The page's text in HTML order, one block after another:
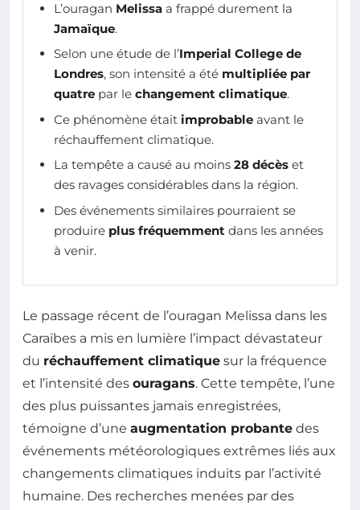
L’ouragan Melissa a frappé durement la
Jamaïque.
Selon une étude de l’Imperial College de
Londres, son intensité a été multipliée par
quatre par le changement climatique.
Ce phénomène était improbable avant le
réchauffement climatique.
La tempête a causé au moins 28 décès et
des ravages considérables dans la région.
Des événements similaires pourraient se
produire plus fréquemment dans les années
à venir.
Le passage récent de l’ouragan Melissa dans les
Caraïbes a mis en lumière l’impact dévastateur
du réchauffement climatique sur la fréquence
et l’intensité des ouragans. Cette tempête, l’une
des plus puissantes jamais enregistrées,
témoigne d’une augmentation probante des
événements météorologiques extrêmes liés aux
changements climatiques induits par l’activité
humaine. Des recherches menées par des